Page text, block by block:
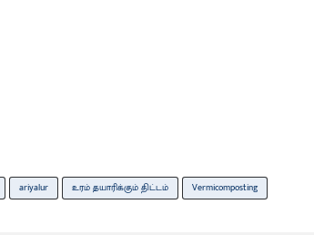
ariyalur உரம் தயாரிக்கும் திட்டம் Vermicomposting